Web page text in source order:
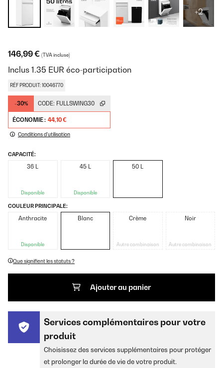
+2
146,99 € (TVA incluse)
Inclus 1.35 EUR éco-participation
RÉF PRODUIT: 10046770
-30% CODE: FULLSWING30
ÉCONOMIE : 44,10 €
Conditions d'utilisation
CAPACITÉ:
36 L
Disponible
45 L
Disponible
50 L
COULEUR PRINCIPALE:
Anthracite
Disponible
Blanc Crème
Autre combinaison
Noir
Autre combinaison
Que signifient les statuts ?
Ajouter au panier
Services complémentaires pour votre
produit
Choisissez des services supplémentaires pour protéger
et prolonger la durée de vie de votre produit.